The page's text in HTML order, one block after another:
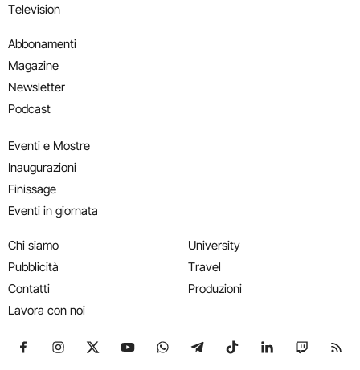
Television
Abbonamenti
Magazine
Newsletter
Podcast
Eventi e Mostre
Inaugurazioni
Finissage
Eventi in giornata
Chi siamo
Pubblicità
Contatti
Lavora con noi
University
Travel
Produzioni
Seguici su Facebook
Seguici su Instagram
Seguici su X
Seguici su YouTube
Seguici su WhatsApp
Seguici su Telegram
Seguici su TikTok
Seguici su
Seguici